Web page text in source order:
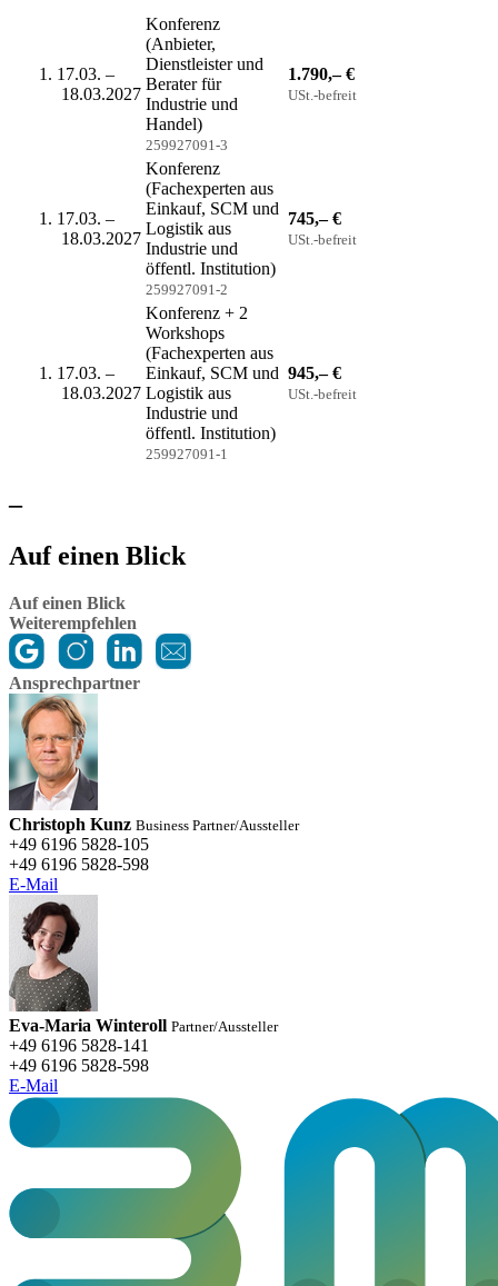
17.03. –
18.03.2027
Konferenz
(Anbieter,
Dienstleister und
Berater für
Industrie und
Handel)
259927091-3
1.790,– €
USt.-befreit
17.03. –
18.03.2027
Konferenz
(Fachexperten aus
Einkauf, SCM und
Logistik aus
Industrie und
öffentl. Institution)
259927091-2
745,– €
USt.-befreit
17.03. –
18.03.2027
Konferenz + 2
Workshops
(Fachexperten aus
Einkauf, SCM und
Logistik aus
Industrie und
öffentl. Institution)
259927091-1
945,– €
USt.-befreit
–
Auf einen Blick
Auf einen Blick
Weiterempfehlen
Ansprechpartner
Christoph Kunz Business Partner/Aussteller
+49 6196 5828-105
+49 6196 5828-598
E-Mail
Eva-Maria Winteroll Partner/Aussteller
+49 6196 5828-141
+49 6196 5828-598
E-Mail